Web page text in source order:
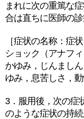
まれに次の重篤な
合は直ちに医師の診
［症状の名称：症状
ショック（アナフ
かゆみ，じんまし
ゆみ，息苦しさ，
3．服用後，次の症
のような症状の持